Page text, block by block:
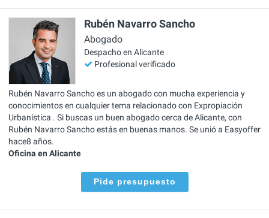
Rubén Navarro Sancho
Abogado
Despacho en Alicante
Profesional verificado
Rubén Navarro Sancho es un abogado con mucha experiencia y
conocimientos en cualquier tema relacionado con Expropiación
Urbanística . Si buscas un buen abogado cerca de Alicante, con
Rubén Navarro Sancho estás en buenas manos. Se unió a Easyoffer
hace8 años.
Oficina en Alicante
Pide presupuesto